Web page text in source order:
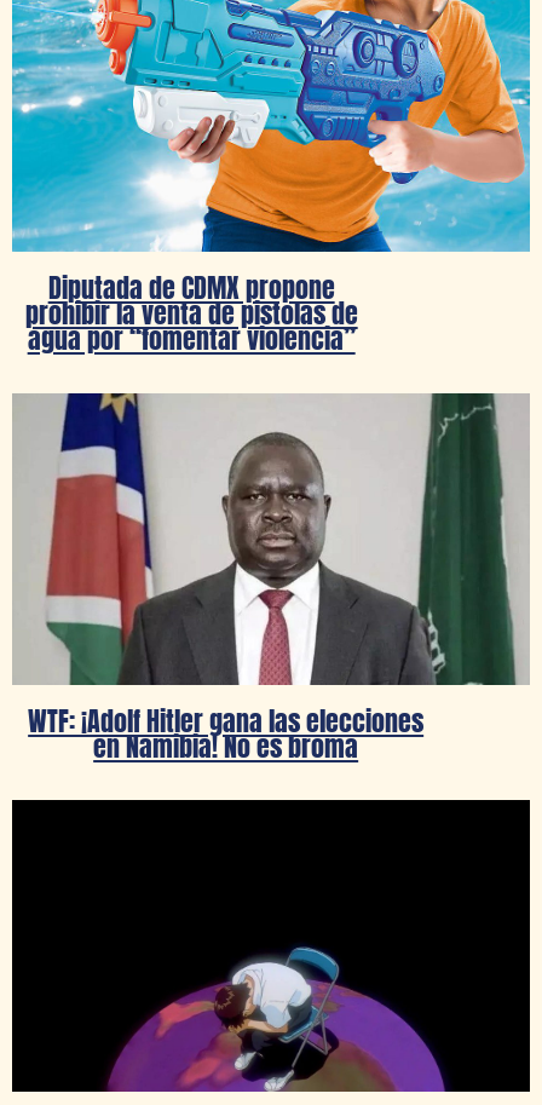
Diputada de CDMX propone
prohibir la venta de pistolas de
agua por “fomentar violencia”
WTF: ¡Adolf Hitler gana las elecciones
en Namibia! No es broma